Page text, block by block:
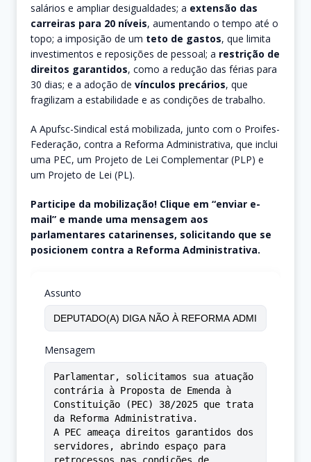
salários e ampliar desigualdades; a extensão das
carreiras para 20 níveis, aumentando o tempo até o
topo; a imposição de um teto de gastos, que limita
investimentos e reposições de pessoal; a restrição de
direitos garantidos, como a redução das férias para
30 dias; e a adoção de vínculos precários, que
fragilizam a estabilidade e as condições de trabalho.
A Apufsc-Sindical está mobilizada, junto com o Proifes-
Federação, contra a Reforma Administrativa, que inclui
uma PEC, um Projeto de Lei Complementar (PLP) e
um Projeto de Lei (PL).
Participe da mobilização! Clique em “enviar e-
mail” e mande uma mensagem aos
parlamentares catarinenses, solicitando que se
posicionem contra a Reforma Administrativa.
Assunto
Mensagem